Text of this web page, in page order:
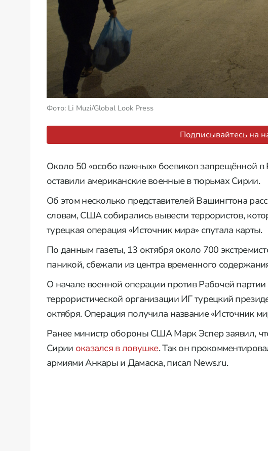
Фото: Li Muzi/Global Look Press
Подписывайтесь на
Около 50 «особо важных» боевиков запрещённой
оставили американские военные в тюрьмах Сирии.
Об этом несколько представителей Вашингтона
словам, США собирались вывести террористов,
турецкая операция «Источник мира» спутала карты.
По данным газеты, 13 октября около 700
паникой, сбежали из центра временного
О начале военной операции против Рабочей
террористической организации ИГ турецкий
октября. Операция получила название «Источник
Ранее министр обороны США Марк Эспер заявил,
Сирии оказался в ловушке. Так он
армиями Анкары и Дамаска, писал News.ru.